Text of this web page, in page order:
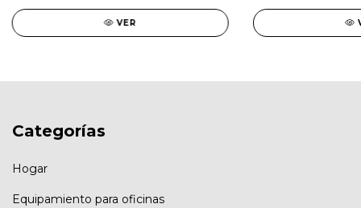
VER
Categorías
Hogar
Equipamiento para oficinas